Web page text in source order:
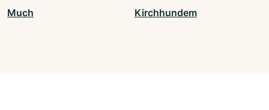
Much Kirchhundem